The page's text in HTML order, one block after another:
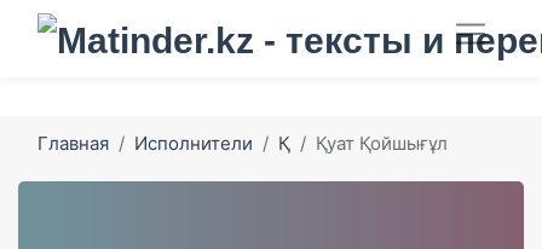
Главная Исполнители Қ Қуат Қойшығұл